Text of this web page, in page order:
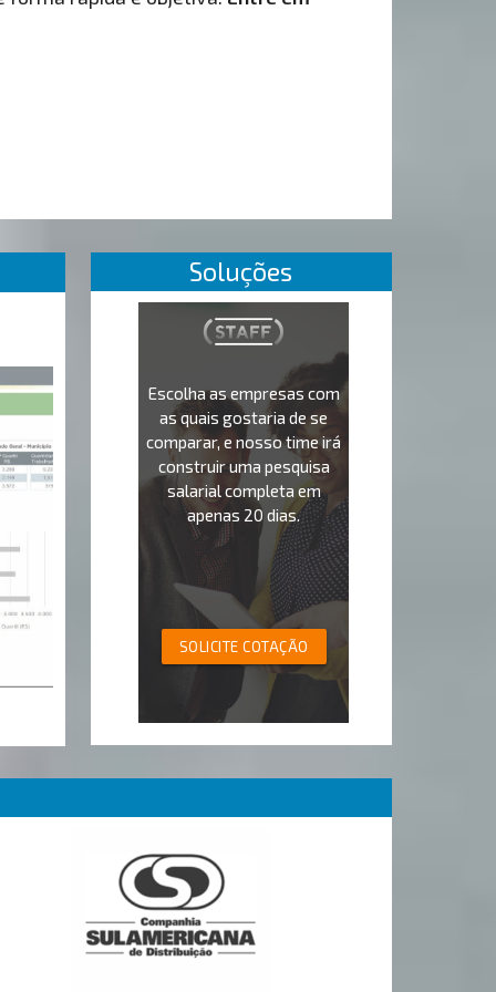
Soluções
Escolha as empresas com
as quais gostaria de se
comparar, e nosso time irá
construir uma pesquisa
salarial completa em
apenas 20 dias.
SOLICITE COTAÇÃO